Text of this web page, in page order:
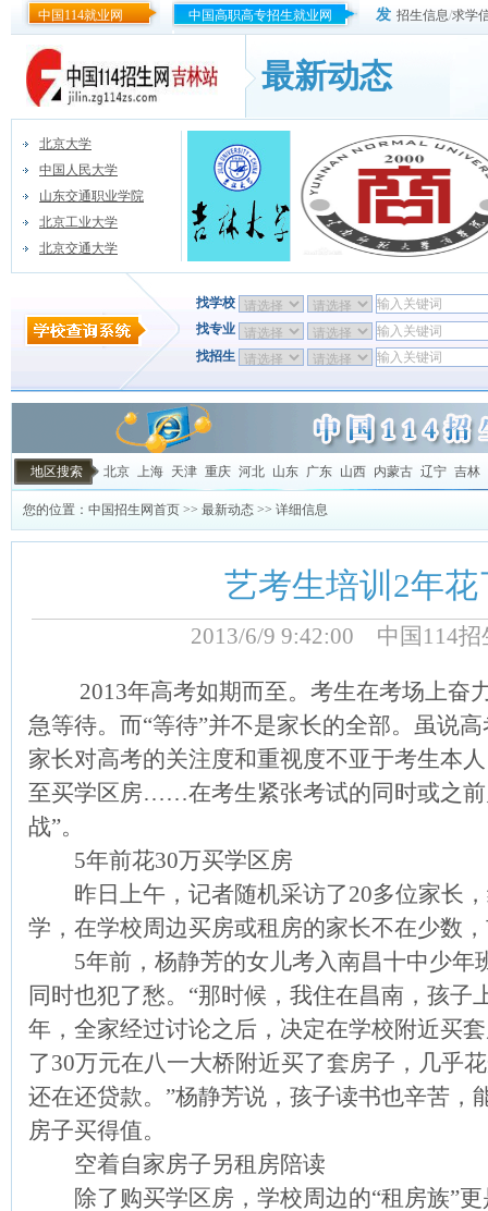
中国114就业网 中国高职高专招生就业网 发 招生信息/求学
最新动态
北京大学
中国人民大学
山东交通职业学院
北京工业大学
北京交通大学
找学校
找专业
找招生
地区搜索 北京 上海 天津 重庆 河北 山东 广东 山西 内蒙古 辽宁 吉林
您的位置： 中国招生网首页 >> 最新动态 >> 详细信息
艺考生培训2年花
2013/6/9 9:42:00 中国114招
2013年高考如期而至。考生在考场上奋力
急等待。而“等待”并不是家长的全部。虽说
家长对高考的关注度和重视度不亚于考生本
至买学区房……在考生紧张考试的同时或之前
战”。
5年前花30万买学区房
昨日上午，记者随机采访了20多位家长，
学，在学校周边买房或租房的家长不在少数
5年前，杨静芳的女儿考入南昌十中少年
同时也犯了愁。“那时候，我住在昌南，孩子
年，全家经过讨论之后，决定在学校附近买
了30万元在八一大桥附近买了套房子，几乎
还在还贷款。”杨静芳说，孩子读书也辛苦，
房子买得值。
空着自家房子另租房陪读
除了购买学区房，学校周边的“租房族”更